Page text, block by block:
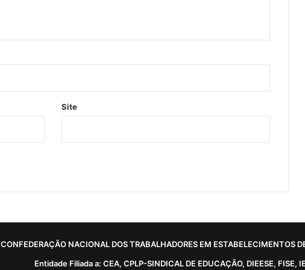
Site
CONFEDERAÇÃO NACIONAL DOS TRABALHADORES EM ESTABELECIMENTOS
Entidade Filiada a: CEA, CPLP-SINDICAL DE EDUCAÇÃO, DIEESE, FISE,